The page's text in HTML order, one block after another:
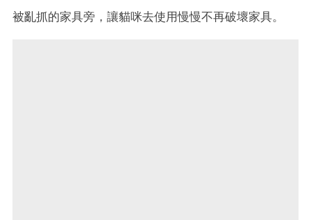
被亂抓的家具旁，讓貓咪去使用慢慢不再破壞家具。